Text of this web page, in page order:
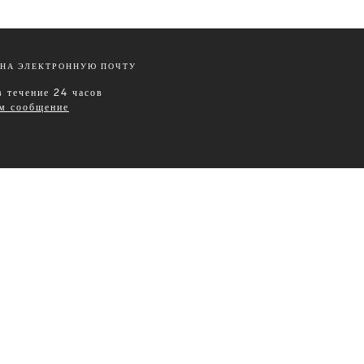
ЭЛЕКТРОННУЮ ПОЧТУ
24 часов
сообщение